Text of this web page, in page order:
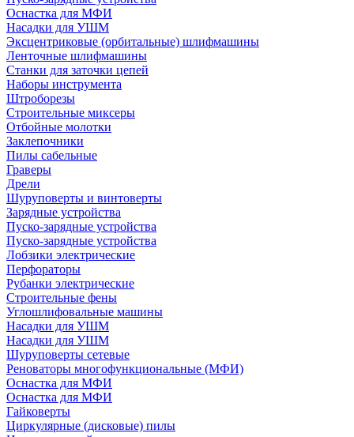
Оснастка для МФИ
Насадки для УШМ
Эксцентриковые (орбитальные) шлифмашины
Ленточные шлифмашины
Станки для заточки цепей
Наборы инструмента
Штроборезы
Строительные миксеры
Отбойные молотки
Заклепочники
Пилы сабельные
Граверы
Дрели
Шуруповерты и винтоверты
Зарядные устройства
Пуско-зарядные устройства
Пуско-зарядные устройства
Лобзики электрические
Перфораторы
Рубанки электрические
Строительные фены
Углошлифовальные машины
Насадки для УШМ
Насадки для УШМ
Шуруповерты сетевые
Реноваторы многофункциональные (МФИ)
Оснастка для МФИ
Оснастка для МФИ
Гайковерты
Циркулярные (дисковые) пилы